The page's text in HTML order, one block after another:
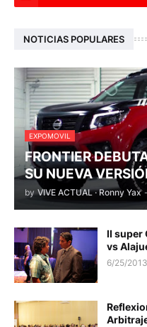
NOTICIAS POPULARES
EXPOMOVIL
FRONTIER
SU NUEVA
by VIVE ACTUAL · Ronny Yax -
II super
vs
6/25/2013